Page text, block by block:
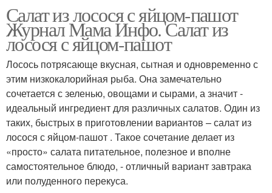
Салат из лосося с яйцом-пашот
Журнал Мама Инфо. Салат из
лосося с яйцом-пашот
Лосось потрясающе вкусная, сытная и одновременно с
этим низкокалорийная рыба. Она замечательно
сочетается с зеленью, овощами и сырами, а значит -
идеальный ингредиент для различных салатов. Один из
таких, быстрых в приготовлении вариантов – салат из
лосося с яйцом-пашот . Такое сочетание делает из
«просто» салата питательное, полезное и вполне
самостоятельное блюдо, - отличный вариант завтрака
или полуденного перекуса.